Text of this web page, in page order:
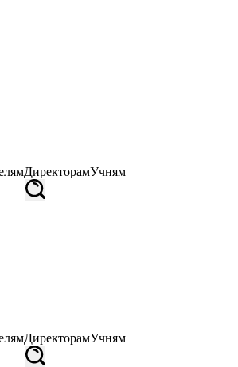
ДиректорамУчням
ДиректорамУчням